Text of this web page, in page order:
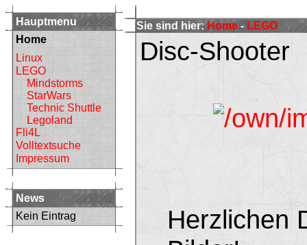
Hauptmenu
Home
Linux
LEGO
Mindstorms
StarWars
Technic Shuttle
Legoland
Fli4L
Volltextsuche
Impressum
News
Kein Eintrag
Sie sind hier:Home - LEGO
Disc-Shooter
Herzlichen